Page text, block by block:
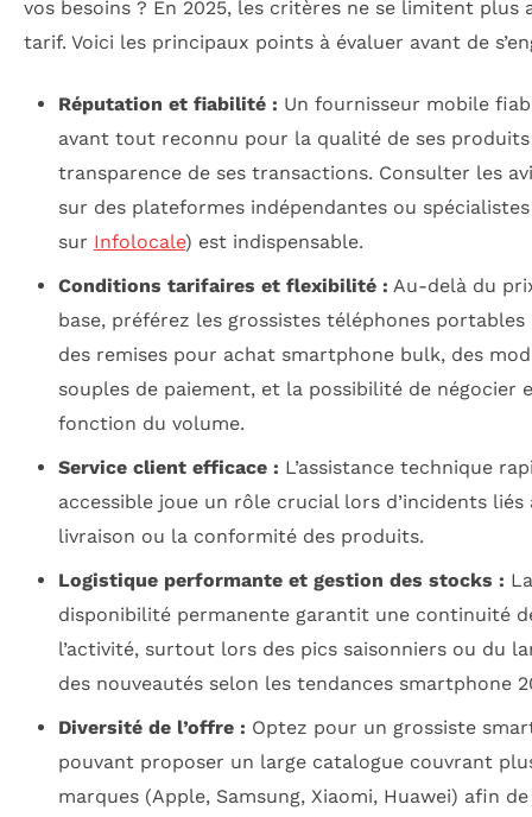
vos besoins ? En 2025, les critères ne se limitent plus
tarif. Voici les principaux points à évaluer avant de
Réputation et fiabilité : Un fournisseur mobile
avant tout reconnu pour la qualité de ses
transparence de ses transactions. Consulter les
sur des plateformes indépendantes ou
sur Infolocale) est indispensable.
Conditions tarifaires et flexibilité : Au-delà du
base, préférez les grossistes téléphones
des remises pour achat smartphone bulk, des
souples de paiement, et la possibilité de négocier
fonction du volume.
Service client efficace : L’assistance technique
accessible joue un rôle crucial lors d’incidents liés
livraison ou la conformité des produits.
Logistique performante et gestion des stocks : La
disponibilité permanente garantit une continuité
l’activité, surtout lors des pics saisonniers ou du
des nouveautés selon les tendances smartphone
Diversité de l’offre : Optez pour un grossiste
pouvant proposer un large catalogue couvrant
marques (Apple, Samsung, Xiaomi, Huawei) afin de